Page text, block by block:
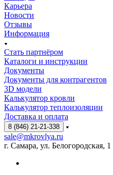
Карьера
Новости
Отзывы
Информация
Стать партнёром
Каталоги и инструкции
Документы
Документы для контрагентов
3D модели
Калькулятор кровли
Калькулятор теплоизоляции
Доставка и оплата
8 (846) 21-21-338
sale@mkrovlya.ru
г. Самара, ул. Белогородская,